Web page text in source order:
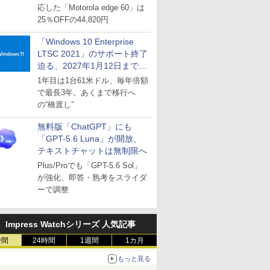
応した「Motorola edge 60」は
25％OFFの44,820円
「Windows 10 Enterprise
LTSC 2021」のサポート終了
迫る、2027年1月12日まで
～ESUは9月1日から販売
1年目は1台61米ドル、毎年倍額
で最長3年。あくまで移行へ
の“橋渡し”
無料版「ChatGPT」にも
「GPT-5.6 Luna」が開放、
テキストチャットは無制限へ
Plus/Proでも「GPT-5.6 Sol」
が強化、即答・熟考をスライダ
ーで調整
Impress Watchシリーズ 人気記事
24時間 1週間 1カ月
もっと見る